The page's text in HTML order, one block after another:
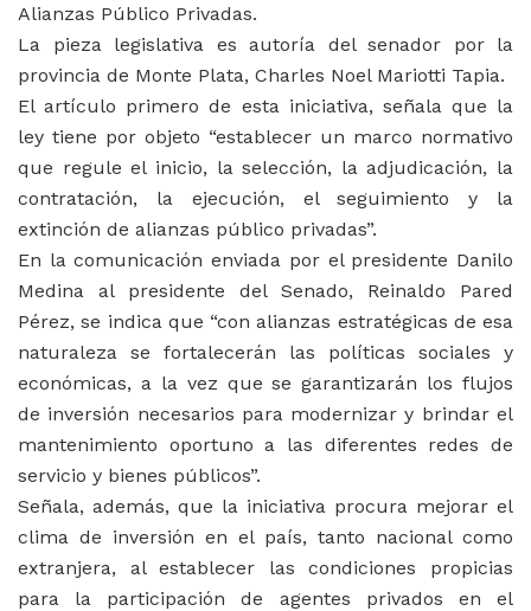
Alianzas Público Privadas.
La pieza legislativa es autoría del senador por la
provincia de Monte Plata, Charles Noel Mariotti Tapia.
El artículo primero de esta iniciativa, señala que la
ley tiene por objeto “establecer un marco normativo
que regule el inicio, la selección, la adjudicación, la
contratación, la ejecución, el seguimiento y la
extinción de alianzas público privadas”.
En la comunicación enviada por el presidente Danilo
Medina al presidente del Senado, Reinaldo Pared
Pérez, se indica que “con alianzas estratégicas de esa
naturaleza se fortalecerán las políticas sociales y
económicas, a la vez que se garantizarán los flujos
de inversión necesarios para modernizar y brindar el
mantenimiento oportuno a las diferentes redes de
servicio y bienes públicos”.
Señala, además, que la iniciativa procura mejorar el
clima de inversión en el país, tanto nacional como
extranjera, al establecer las condiciones propicias
para la participación de agentes privados en el